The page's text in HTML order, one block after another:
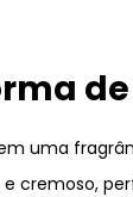
uma